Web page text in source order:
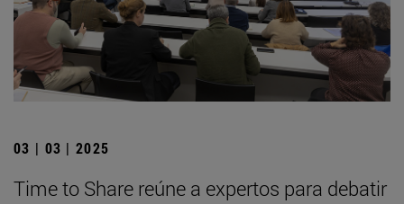
03 | 03 | 2025
Time to Share reúne a expertos para debatir